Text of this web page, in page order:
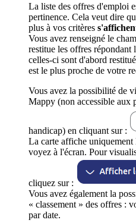
La liste des offres d'emploi
pertinence. Cela veut dire
plus à vos critères
Vous avez renseigné le
restitue les offres répondant
celles-ci sont d'abord
est le plus proche de votre
Vous avez la possibilité de
Mappy (non accessible aux
handicap) en cliquant sur :
La carte affiche
voyez à l'écran. Pour
cliquez sur :
Vous avez également la
« classement » des offres :
par date.